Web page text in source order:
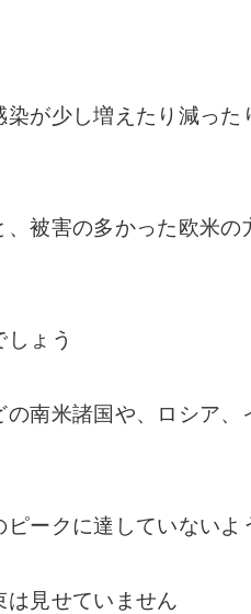
が少し増えたり減っ
被害の多かった欧米
ょう
南米諸国や、ロシア
ークに達していないよ
は見せていません